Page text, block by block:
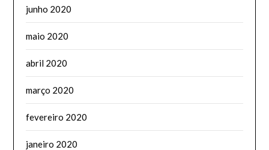
junho 2020
maio 2020
abril 2020
março 2020
fevereiro 2020
janeiro 2020